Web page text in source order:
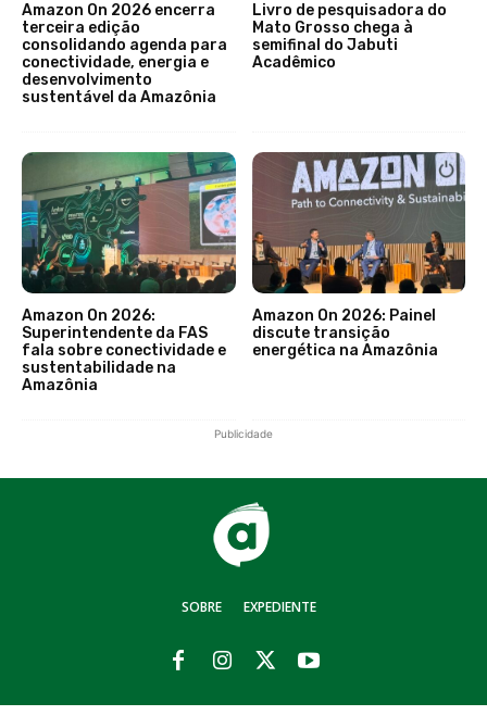
Amazon On 2026 encerra
terceira edição
consolidando agenda para
conectividade, energia e
desenvolvimento
sustentável da Amazônia
Livro de pesquisadora do
Mato Grosso chega à
semifinal do Jabuti
Acadêmico
Amazon On 2026:
Superintendente da FAS
fala sobre conectividade e
sustentabilidade na
Amazônia
Amazon On 2026: Painel
discute transição
energética na Amazônia
Publicidade
SOBRE EXPEDIENTE